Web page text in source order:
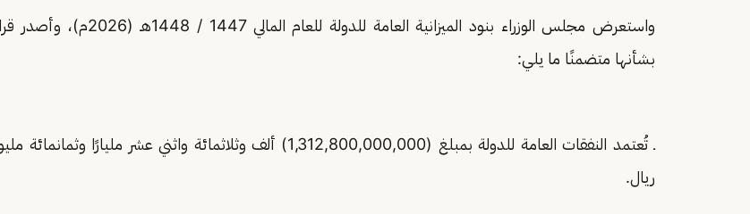
واستعرض مجلس الوزراء بنود الميزانية العامة للدولة للعام المالي 1447 / 1448هـ
بشأنها متضمنًا ما يلي:
ـ تُعتمد النفقات العامة للدولة بمبلغ (1,312,800,000,000) ألف وثلاثمائة واثني عشر مليارًا وثمانمائة
ريال.